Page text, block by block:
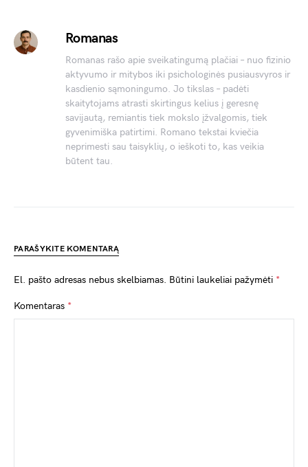
Romanas
Romanas rašo apie sveikatingumą plačiai – nuo fizinio
aktyvumo ir mitybos iki psichologinės pusiausvyros ir
kasdienio sąmoningumo. Jo tikslas – padėti
skaitytojams atrasti skirtingus kelius į geresnę
savijautą, remiantis tiek mokslo įžvalgomis, tiek
gyvenimiška patirtimi. Romano tekstai kviečia
neprimesti sau taisyklių, o ieškoti to, kas veikia
būtent tau.
PARAŠYKITE KOMENTARĄ
El. pašto adresas nebus skelbiamas. Būtini laukeliai pažymėti *
Komentaras *